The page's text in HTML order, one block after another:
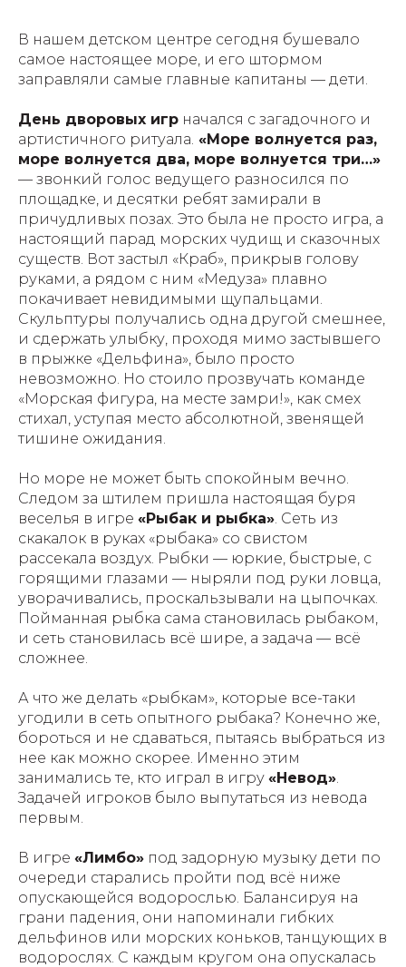
В нашем детском центре сегодня бушевало
самое настоящее море, и его штормом
заправляли самые главные капитаны — дети.
День дворовых игр начался с загадочного и
артистичного ритуала. «Море волнуется раз,
море волнуется два, море волнуется три…»
— звонкий голос ведущего разносился по
площадке, и десятки ребят замирали в
причудливых позах. Это была не просто игра, а
настоящий парад морских чудищ и сказочных
существ. Вот застыл «Краб», прикрыв голову
руками, а рядом с ним «Медуза» плавно
покачивает невидимыми щупальцами.
Скульптуры получались одна другой смешнее,
и сдержать улыбку, проходя мимо застывшего
в прыжке «Дельфина», было просто
невозможно. Но стоило прозвучать команде
«Морская фигура, на месте замри!», как смех
стихал, уступая место абсолютной, звенящей
тишине ожидания.
Но море не может быть спокойным вечно.
Следом за штилем пришла настоящая буря
веселья в игре «Рыбак и рыбка». Сеть из
скакалок в руках «рыбака» со свистом
рассекала воздух. Рыбки — юркие, быстрые, с
горящими глазами — ныряли под руки ловца,
уворачивались, проскальзывали на цыпочках.
Пойманная рыбка сама становилась рыбаком,
и сеть становилась всё шире, а задача — всё
сложнее.
А что же делать «рыбкам», которые все-таки
угодили в сеть опытного рыбака? Конечно же,
бороться и не сдаваться, пытаясь выбраться из
нее как можно скорее. Именно этим
занимались те, кто играл в игру «Невод».
Задачей игроков было выпутаться из невода
первым.
В игре «Лимбо» под задорную музыку дети по
очереди старались пройти под всё ниже
опускающейся водорослью. Балансируя на
грани падения, они напоминали гибких
дельфинов или морских коньков, танцующих в
водорослях. С каждым кругом она опускалась